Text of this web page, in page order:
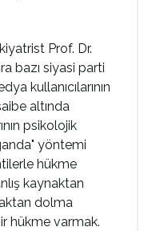
Prof. Dr.
bazı siyasi parti
kullanıcılarının
altında
psikolojik
yöntemi
hükme
kaynaktan
dolma
hükme varmak.